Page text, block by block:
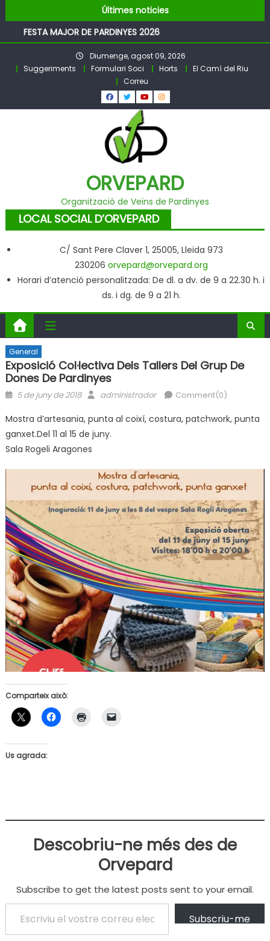
to
content
Últimes noticies
BALL DE FESTA MAJOR
FESTA MAJOR DE PARDINYES 2026
Pubilles i Hereus 2026
Llibre Pardinyes 1860 – 2025
Pubilles i Hereus – Festa Major PARDINYES 2026
BALL DE FESTA MAJOR
Diumenge, agost 09, 2026
Suggeriments
Formulari Soci Horts
El Camí del Riu
Correu
ORVEPARD
Organització de Veïns de Pardinyes
LOCAL SOCIAL D’ORVEPARD
C/ Sant Pere Claver 1, 25005, Lleida 973
230206 orvepard@orvepard.org
Horari d’atenció personalitzada: De dl. a dv. de 9 a 22.30 h. i
ds. i dg. de 9 a 21 h.
General
Exposició Col·lectiva Dels Tallers Del Grup De
Dones De Pardinyes
Posted
5 de juny de 2018 Author
administrador Comment(0)
Mostra d’artesania, punta al coixí, costura, patchwork, punta
ganxet.Del 11 al 15 de juny.
Sala Rogeli Aragones
Comparteix això:
Us agrada:
Descobriu-ne més des de
Orvepard
Subscribe to get the latest posts sent to your email.
Escriviu el vostre correu electrònic…
Subscriu-me